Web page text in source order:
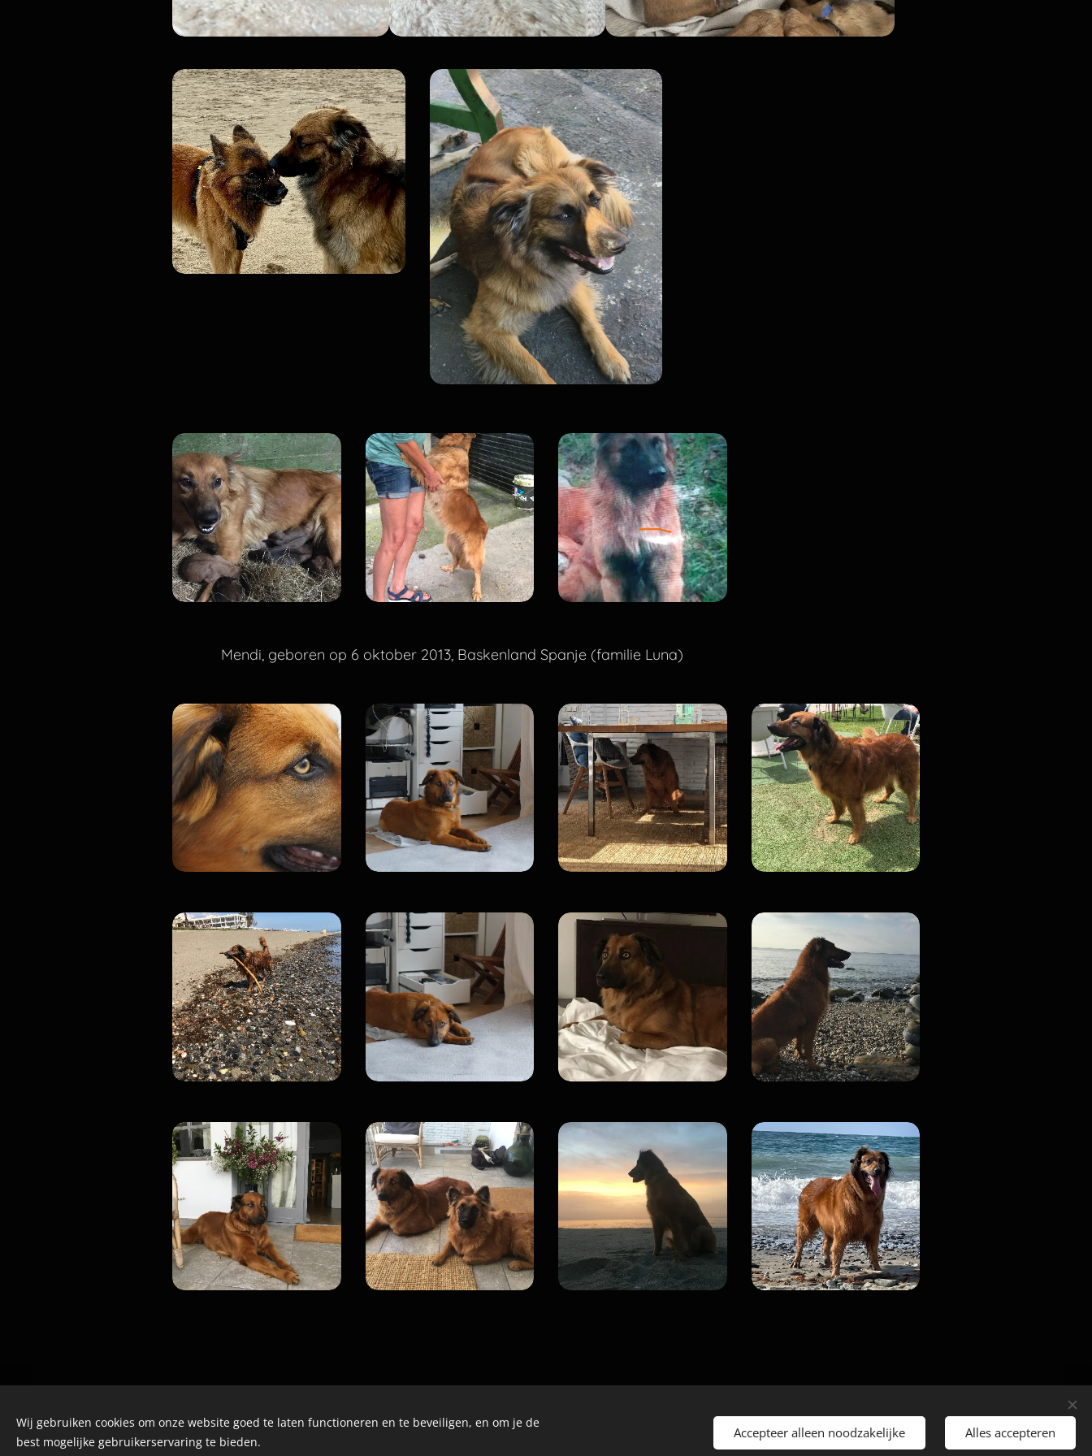
Mendi, geboren op 6 oktober 2013, Baskenland Spanje (familie Luna)
© 2024 Alle rechten voorbehouden
Wij gebruiken cookies om onze website goed te laten functioneren en te beveiligen, en om je de
best mogelijke gebruikerservaring te bieden.
Accepteer alleen noodzakelijke Alles accepteren